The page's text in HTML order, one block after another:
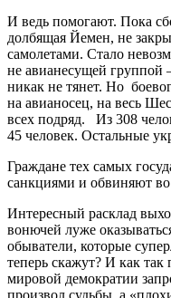
И ведь помогают. Пока
долбящая Йемен, не
самолетами. Стало
не авианесущей группой
никак не тянет. Но
на авианосец, на весь
всех подряд. Из 308
45 человек. Остальные
Граждане тех самых
санкциями и обвиняют
Интересный расклад
вонючей луже
обыватели, которые
теперь скажут? И как
мировой демократии